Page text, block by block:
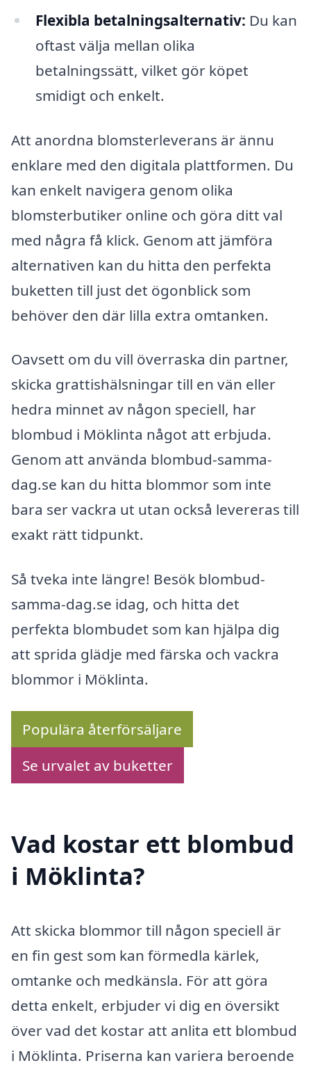
Flexibla betalningsalternativ: Du kan
oftast välja mellan olika
betalningssätt, vilket gör köpet
smidigt och enkelt.
Att anordna blomsterleverans är ännu
enklare med den digitala plattformen. Du
kan enkelt navigera genom olika
blomsterbutiker online och göra ditt val
med några få klick. Genom att jämföra
alternativen kan du hitta den perfekta
buketten till just det ögonblick som
behöver den där lilla extra omtanken.
Oavsett om du vill överraska din partner,
skicka grattishälsningar till en vän eller
hedra minnet av någon speciell, har
blombud i Möklinta något att erbjuda.
Genom att använda blombud-samma-
dag.se kan du hitta blommor som inte
bara ser vackra ut utan också levereras till
exakt rätt tidpunkt.
Så tveka inte längre! Besök blombud-
samma-dag.se idag, och hitta det
perfekta blombudet som kan hjälpa dig
att sprida glädje med färska och vackra
blommor i Möklinta.
Populära återförsäljare
Se urvalet av buketter
Vad kostar ett blombud
i Möklinta?
Att skicka blommor till någon speciell är
en fin gest som kan förmedla kärlek,
omtanke och medkänsla. För att göra
detta enkelt, erbjuder vi dig en översikt
över vad det kostar att anlita ett blombud
i Möklinta. Priserna kan variera beroende